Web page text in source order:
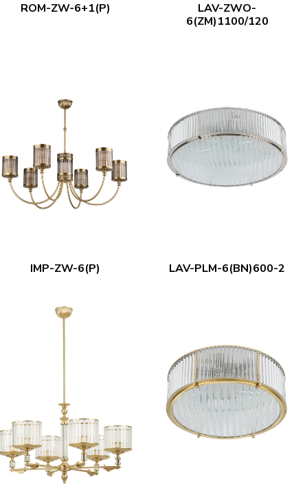
ROM-ZW-6+1(P)
LAV-ZWO-
6(ZM)1100/120
IMP-ZW-6(P) LAV-PLM-6(BN)600-2